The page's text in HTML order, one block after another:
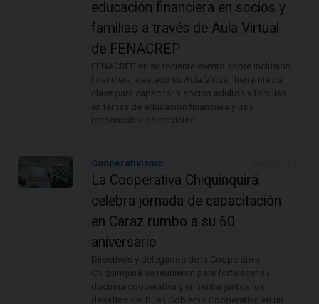
educación financiera en socios y
familias a través de Aula Virtual
de FENACREP
FENACREP, en su reciente evento sobre inclusión
financiera, destacó su Aula Virtual, herramienta
clave para capacitar a socios adultos y familias
en temas de educación financiera y uso
responsable de servicios.
Cooperativismo
La Cooperativa Chiquinquirá
celebra jornada de capacitación
en Caraz rumbo a su 60
aniversario
Directivos y delegados de la Cooperativa
Chiquinquirá se reunieron para fortalecer su
doctrina cooperativa y enfrentar juntos los
desafíos del Buen Gobierno Cooperativo en un